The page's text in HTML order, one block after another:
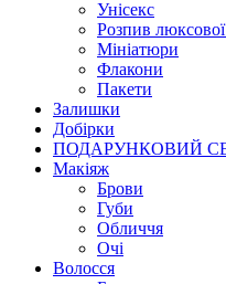
Унісекс
Розпив
Мініатюри
Флакони
Пакети
Залишки
Добірки
ПОДАРУНКОВИЙ
Макіяж
Брови
Губи
Обличчя
Очі
Волосся